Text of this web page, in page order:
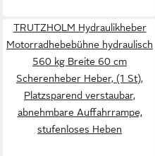
TRUTZHOLM Hydraulikheber
Motorradhebebühne hydraulisch
560 kg Breite 60 cm
Scherenheber Heber, (1 St),
Platzsparend verstaubar,
abnehmbare Auffahrrampe,
stufenloses Heben